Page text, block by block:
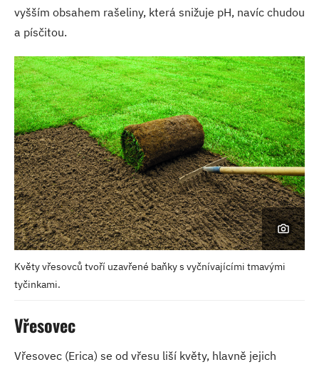
vyšším obsahem rašeliny, která snižuje pH, navíc chudou
a písčitou.
Květy vřesovců tvoří uzavřené baňky s vyčnívajícími tmavými
tyčinkami.
Vřesovec
Vřesovec (Erica) se od vřesu liší květy, hlavně jejich